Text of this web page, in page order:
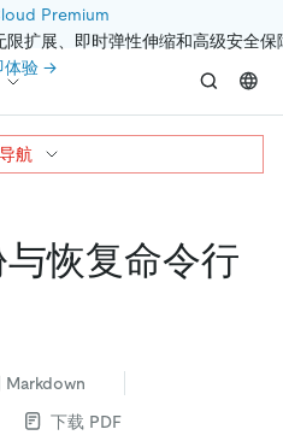
Premium
扩展、即时弹性伸缩和高级安全保
体验 →
恢复命令行
Markdown
下载 PDF
航